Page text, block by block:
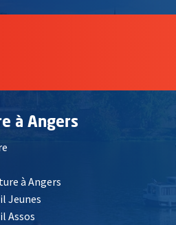
à Angers
à Angers
Jeunes
Assos